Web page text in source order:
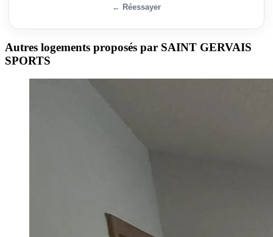
Autres logements proposés par SAINT GERVAIS
SPORTS